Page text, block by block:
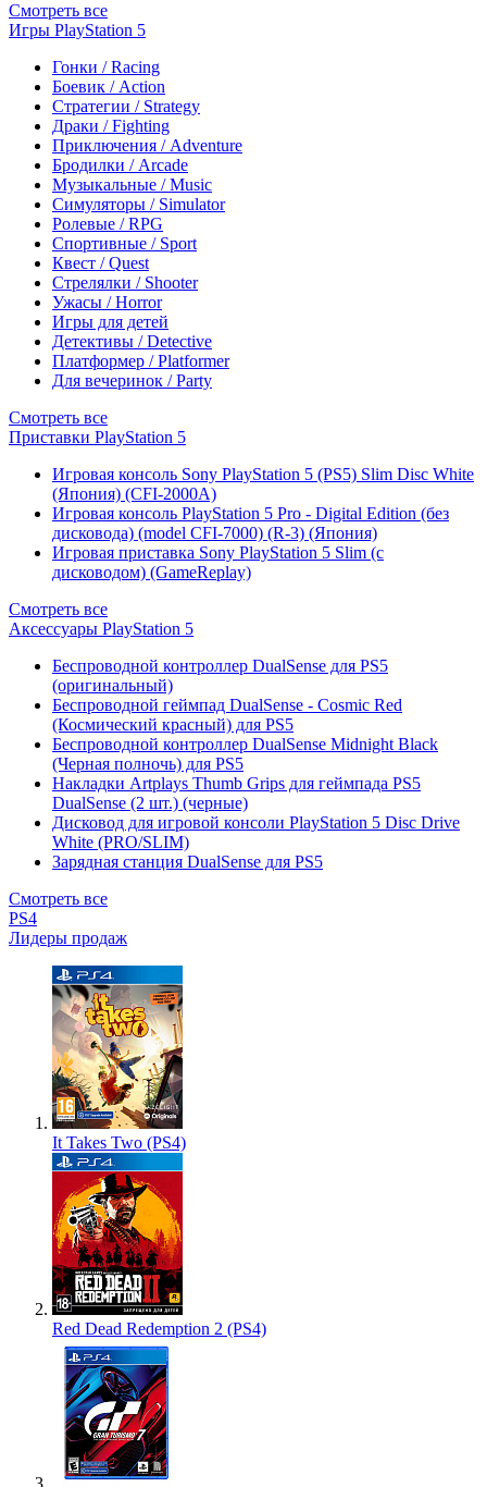
Смотреть все
Игры PlayStation 5
Гонки / Racing
Боевик / Action
Стратегии / Strategy
Драки / Fighting
Приключения / Adventure
Бродилки / Arcade
Музыкальные / Music
Симуляторы / Simulator
Ролевые / RPG
Спортивные / Sport
Квест / Quest
Стрелялки / Shooter
Ужасы / Horror
Игры для детей
Детективы / Detective
Платформер / Platformer
Для вечеринок / Party
Смотреть все
Приставки PlayStation 5
Игровая консоль Sony PlayStation 5 (PS5) Slim Disc White
(Япония) (CFI-2000A)
Игровая консоль PlayStation 5 Pro - Digital Edition (без
дисковода) (model CFI-7000) (R-3) (Япония)
Игровая приставка Sony PlayStation 5 Slim (с
дисководом) (GameReplay)
Смотреть все
Аксессуары PlayStation 5
Беспроводной контроллер DualSense для PS5
(оригинальный)
Беспроводной геймпад DualSense - Cosmic Red
(Космический красный) для PS5
Беспроводной контроллер DualSense Midnight Black
(Черная полночь) для PS5
Накладки Artplays Thumb Grips для геймпада PS5
DualSense (2 шт.) (черные)
Дисковод для игровой консоли PlayStation 5 Disc Drive
White (PRO/SLIM)
Зарядная станция DualSense для PS5
Смотреть все
PS4
Лидеры продаж
It Takes Two (PS4)
Red Dead Redemption 2 (PS4)